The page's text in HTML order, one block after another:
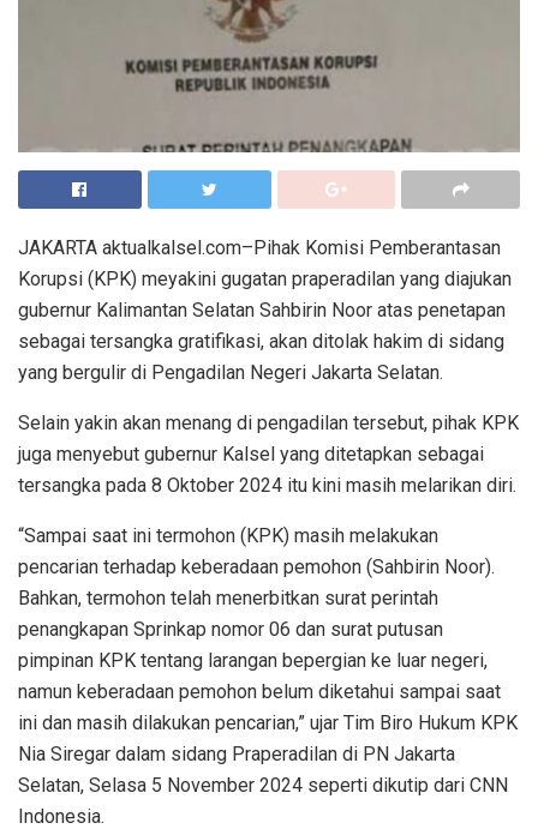
JAKARTA aktualkalsel.com–Pihak Komisi Pemberantasan
Korupsi (KPK) meyakini gugatan praperadilan yang diajukan
gubernur Kalimantan Selatan Sahbirin Noor atas penetapan
sebagai tersangka gratifikasi, akan ditolak hakim di sidang
yang bergulir di Pengadilan Negeri Jakarta Selatan.
Selain yakin akan menang di pengadilan tersebut, pihak KPK
juga menyebut gubernur Kalsel yang ditetapkan sebagai
tersangka pada 8 Oktober 2024 itu kini masih melarikan diri.
“Sampai saat ini termohon (KPK) masih melakukan
pencarian terhadap keberadaan pemohon (Sahbirin Noor).
Bahkan, termohon telah menerbitkan surat perintah
penangkapan Sprinkap nomor 06 dan surat putusan
pimpinan KPK tentang larangan bepergian ke luar negeri,
namun keberadaan pemohon belum diketahui sampai saat
ini dan masih dilakukan pencarian,” ujar Tim Biro Hukum KPK
Nia Siregar dalam sidang Praperadilan di PN Jakarta
Selatan, Selasa 5 November 2024 seperti dikutip dari CNN
Indonesia.